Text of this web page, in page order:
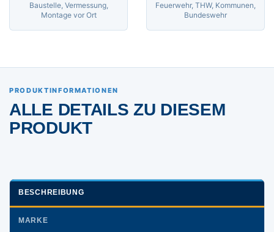
Baustelle, Vermessung,
Montage vor Ort
Feuerwehr, THW, Kommunen,
Bundeswehr
PRODUKTINFORMATIONEN
ALLE DETAILS ZU DIESEM
PRODUKT
BESCHREIBUNG
MARKE